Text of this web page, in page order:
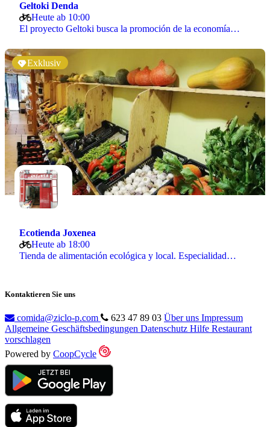
Geltoki Denda
Heute ab 10:00
El proyecto Geltoki busca la promoción de la economía…
Exklusiv
Ecotienda Joxenea
Heute ab 18:00
Tienda de alimentación ecológica y local. Especialidad…
Kontaktieren Sie uns
comida@ziclo-p.com 623 47 89 03 Über uns Impressum
Allgemeine Geschäftsbedingungen Datenschutz Hilfe Restaurant
vorschlagen
Powered by CoopCycle